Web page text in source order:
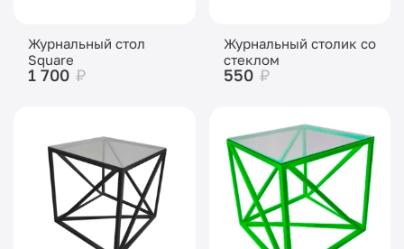
Журнальный стол
Square
1 700 ₽
Журнальный столик со
стеклом
550 ₽